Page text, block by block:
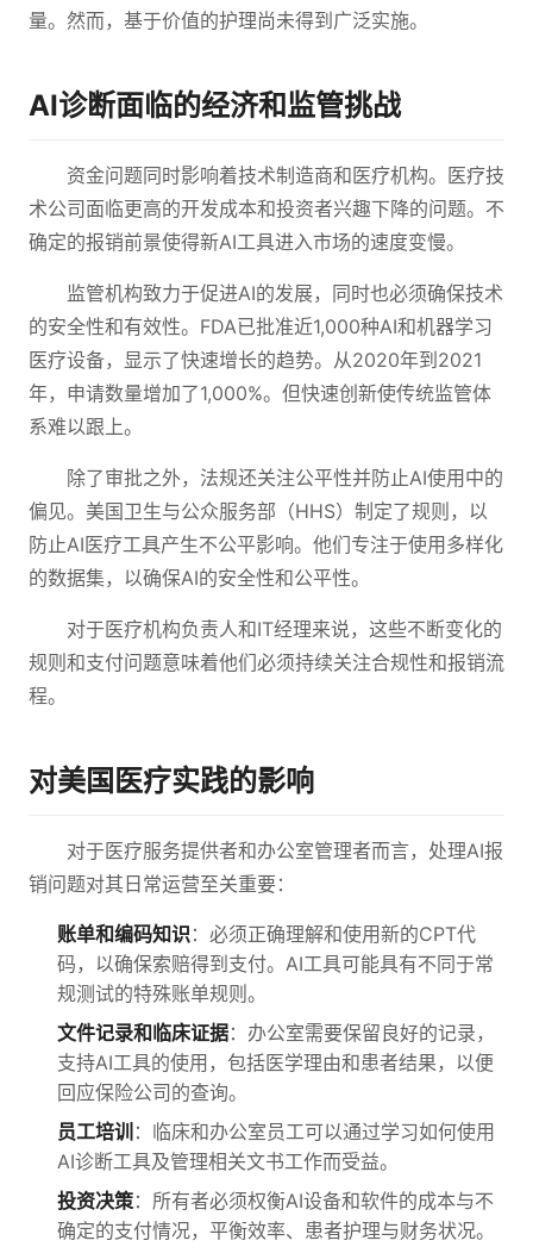
量。然而，基于价值的护理尚未得到广泛实施。
AI诊断面临的经济和监管挑战
资金问题同时影响着技术制造商和医疗机构。医疗技
术公司面临更高的开发成本和投资者兴趣下降的问题。不
确定的报销前景使得新AI工具进入市场的速度变慢。
监管机构致力于促进AI的发展，同时也必须确保技术
的安全性和有效性。FDA已批准近1,000种AI和机器学习
医疗设备，显示了快速增长的趋势。从2020年到2021
年，申请数量增加了1,000%。但快速创新使传统监管体
系难以跟上。
除了审批之外，法规还关注公平性并防止AI使用中的
偏见。美国卫生与公众服务部（HHS）制定了规则，以
防止AI医疗工具产生不公平影响。他们专注于使用多样化
的数据集，以确保AI的安全性和公平性。
对于医疗机构负责人和IT经理来说，这些不断变化的
规则和支付问题意味着他们必须持续关注合规性和报销流
程。
对美国医疗实践的影响
对于医疗服务提供者和办公室管理者而言，处理AI报
销问题对其日常运营至关重要：
账单和编码知识：必须正确理解和使用新的CPT代
码，以确保索赔得到支付。AI工具可能具有不同于常
规测试的特殊账单规则。
文件记录和临床证据：办公室需要保留良好的记录，
支持AI工具的使用，包括医学理由和患者结果，以便
回应保险公司的查询。
员工培训 ：临床和办公室员工可以通过学习如何使用
AI诊断工具及管理相关文书工作而受益。
投资决策：所有者必须权衡AI设备和软件的成本与不
确定的支付情况，平衡效率、患者护理与财务状况。